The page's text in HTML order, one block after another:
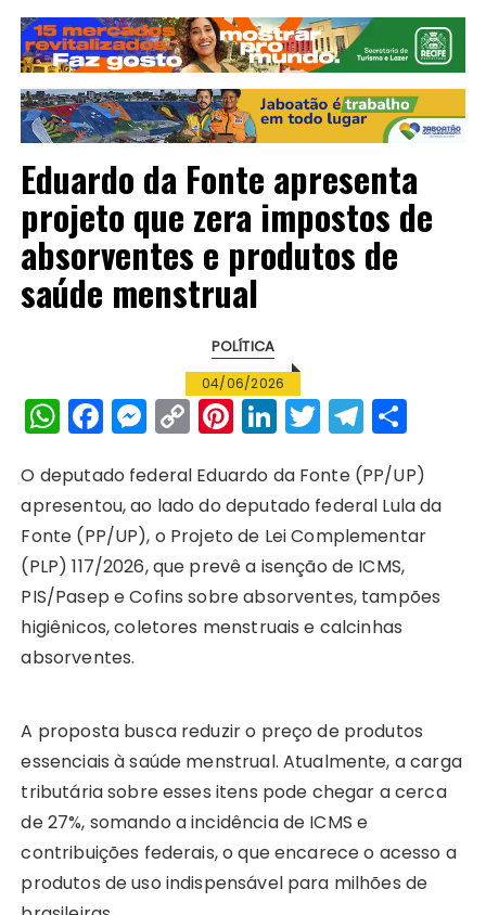
Eduardo da Fonte apresenta
projeto que zera impostos de
absorventes e produtos de
saúde menstrual
POLÍTICA
04/06/2026
W
h
a
ts
A
p
p
F
a
c
e
b
o
o
k
M
e
s
s
e
n
g
C
o
p
y
Li
n
k
Pi
n
te
re
st
Li
n
k
e
dI
n
T
w
it
te
r
T
el
e
g
r
a
m
a
re
O deputado federal Eduardo da Fonte (PP/UP)
apresentou, ao lado do deputado federal Lula da
Fonte (PP/UP), o Projeto de Lei Complementar
(PLP) 117/2026, que prevê a isenção de ICMS,
PIS/Pasep e Cofins sobre absorventes, tampões
higiênicos, coletores menstruais e calcinhas
absorventes.
A proposta busca reduzir o preço de produtos
essenciais à saúde menstrual. Atualmente, a carga
tributária sobre esses itens pode chegar a cerca
de 27%, somando a incidência de ICMS e
contribuições federais, o que encarece o acesso a
produtos de uso indispensável para milhões de